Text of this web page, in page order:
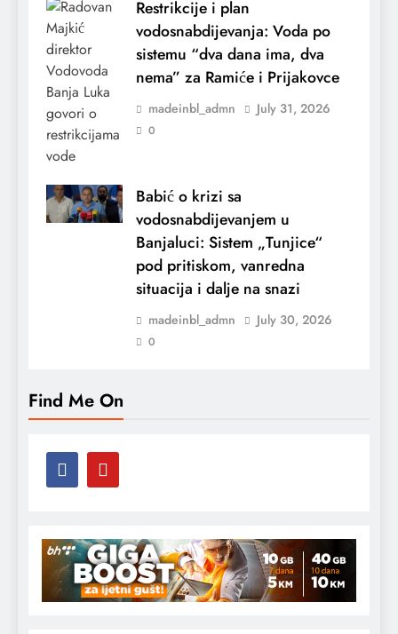
Restrikcije i plan
vodosnabdijevanja: Voda po
sistemu “dva dana ima, dva
nema” za Ramiće i Prijakovce
madeinbl_admn July 31, 2026
0
Babić o krizi sa
vodosnabdijevanjem u
Banjaluci: Sistem „Tunjice“
pod pritiskom, vanredna
situacija i dalje na snazi
madeinbl_admn July 30, 2026
0
Find Me On